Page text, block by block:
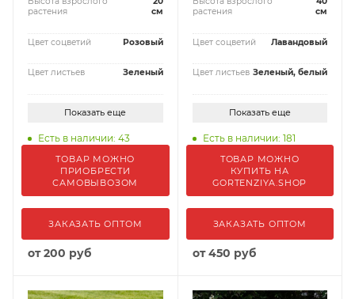
растения
см
Цвет соцветий Розовый
Цвет листьев Зеленый
Показать еще
Есть в наличии: 43
ТОВАР МОЖНО
ПРИОБРЕСТИ
САМОВЫВОЗОМ
ЗАКАЗАТЬ ОПТОМ
от200 руб
растения
см
Цвет соцветий Лавандовый
Цвет листьев Зеленый, белый
Показать еще
Есть в наличии: 181
ТОВАР МОЖНО
КУПИТЬ НА
GORTENZIYA.SHOP
ЗАКАЗАТЬ ОПТОМ
от450 руб